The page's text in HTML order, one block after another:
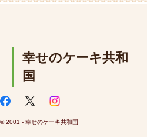
幸せのケーキ共和
国
© 2001 - 幸せのケーキ共和国